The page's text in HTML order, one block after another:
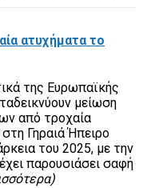
ατυχήματα το
της Ευρωπαϊκής
μείωση
από τροχαία
Γηραιά Ήπειρο
του 2025, με την
παρουσιάσει σαφή